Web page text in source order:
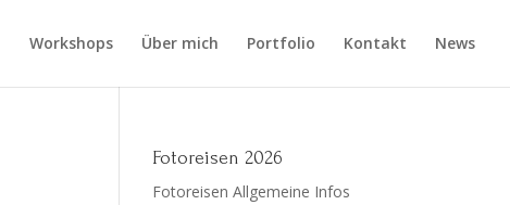
Workshops Über mich Portfolio Kontakt News
Fotoreisen 2026
Fotoreisen Allgemeine Infos